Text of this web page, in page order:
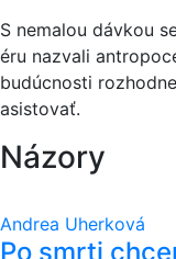
S nemalou dávkou
éru nazvali
budúcnosti
asistovať.
Názory
Andrea Uherková
Po smrti